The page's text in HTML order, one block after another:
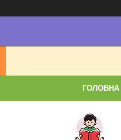
ГОЛОВНА